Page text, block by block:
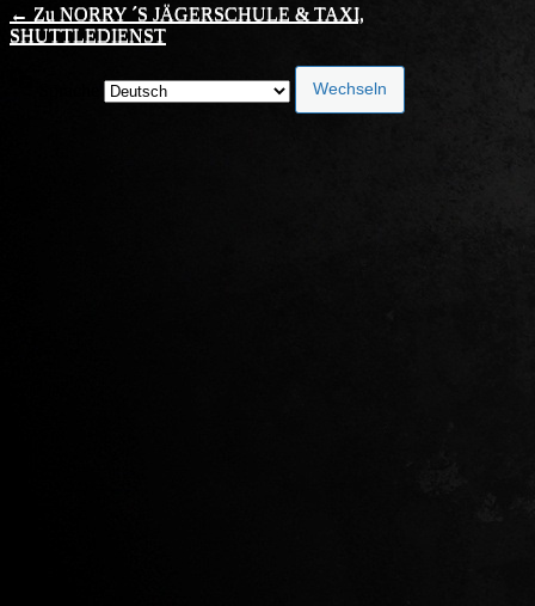
← Zu NORRY ´S JÄGERSCHULE & TAXI,
SHUTTLEDIENST